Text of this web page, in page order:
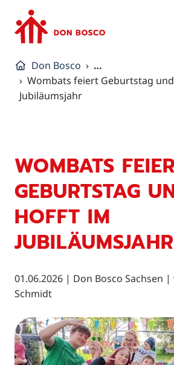
Don Bosco
…
Wombats feiert Geburtstag
Jubiläumsjahr
WOMBATS
GEBURTSTAG
HOFFT IM
JUBILÄUMSJAHR
01.06.2026 | Don Bosco Sachsen |
Schmidt